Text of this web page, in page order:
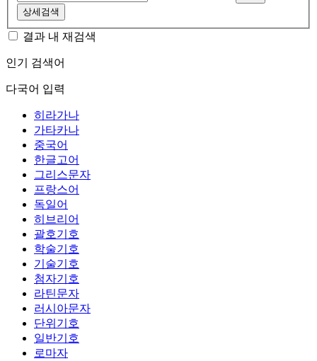
상세검색
결과 내 재검색
인기 검색어
다국어 입력
히라가나
가타카나
중국어
한글고어
그리스문자
프랑스어
독일어
히브리어
괄호기호
학술기호
기술기호
첨자기호
라틴문자
러시아문자
단위기호
일반기호
로마자